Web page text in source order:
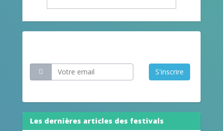
S'inscrire
Les dernières articles des festivals